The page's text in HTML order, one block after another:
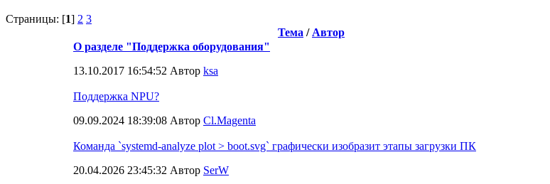
Страницы: [1] 2 3
Тема / Автор
О разделе "Поддержка оборудования"
13.10.2017 16:54:52 Автор ksa
Поддержка NPU?
09.09.2024 18:39:08 Автор Cl.Magenta
Команда `systemd-analyze plot > boot.svg` графически изобразит этапы загрузки ПК
20.04.2026 23:45:32 Автор SerW